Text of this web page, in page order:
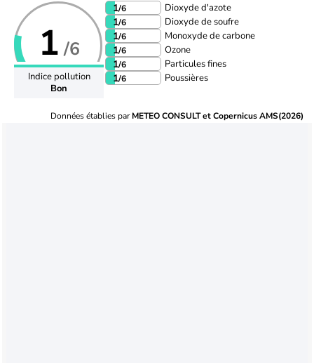
1 /6
Indice pollution
Bon
1/6 Dioxyde d'azote
1/6 Dioxyde de soufre
1/6 Monoxyde de carbone
1/6 Ozone
1/6 Particules fines
1/6 Poussières
Données établies parMETEO CONSULT et Copernicus AMS(2026)